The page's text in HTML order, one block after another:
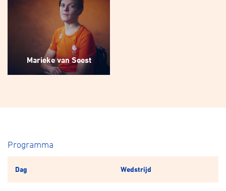
Marieke van Soest
Programma
Dag Wedstrijd